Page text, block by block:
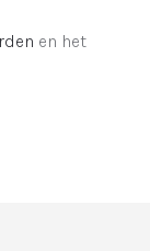
en het